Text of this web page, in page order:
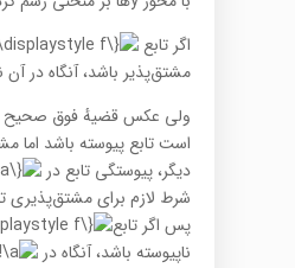
اگر تابع
مشتق‌پذیر باشد، آنگاه در
ولی عکس قضیهٔ فوق صحیح
است تابع پیوسته باشد اما
دیگر، پیوستگی تابع در
شرط لازم برای مشتق‌پذیری
پس اگر تابع
ناپیوسته باشد، آنگاه در